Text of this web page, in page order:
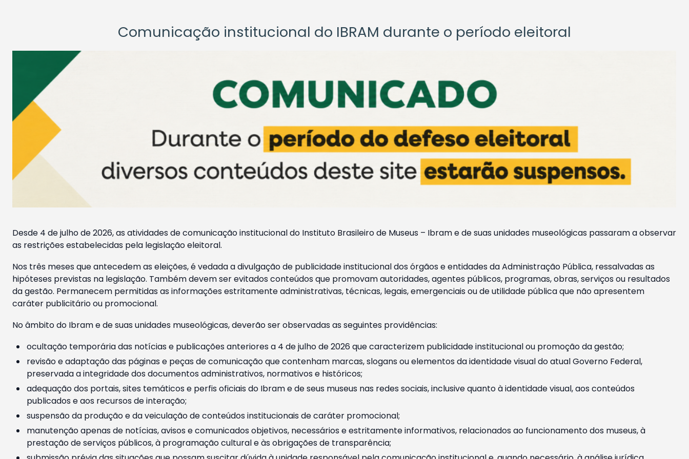
Comunicação institucional do IBRAM durante o período eleitoral
Desde 4 de julho de 2026, as atividades de comunicação institucional do Instituto Brasileiro de Museus – Ibram e de suas unidades museológicas passaram a observar
as restrições estabelecidas pela legislação eleitoral.
Nos três meses que antecedem as eleições, é vedada a divulgação de publicidade institucional dos órgãos e entidades da Administração Pública, ressalvadas as
hipóteses previstas na legislação. Também devem ser evitados conteúdos que promovam autoridades, agentes públicos, programas, obras, serviços ou resultados
da gestão. Permanecem permitidas as informações estritamente administrativas, técnicas, legais, emergenciais ou de utilidade pública que não apresentem
caráter publicitário ou promocional.
No âmbito do Ibram e de suas unidades museológicas, deverão ser observadas as seguintes providências:
ocultação temporária das notícias e publicações anteriores a 4 de julho de 2026 que caracterizem publicidade institucional ou promoção da gestão;
revisão e adaptação das páginas e peças de comunicação que contenham marcas, slogans ou elementos da identidade visual do atual Governo Federal,
preservada a integridade dos documentos administrativos, normativos e históricos;
adequação dos portais, sites temáticos e perfis oficiais do Ibram e de seus museus nas redes sociais, inclusive quanto à identidade visual, aos conteúdos
publicados e aos recursos de interação;
suspensão da produção e da veiculação de conteúdos institucionais de caráter promocional;
manutenção apenas de notícias, avisos e comunicados objetivos, necessários e estritamente informativos, relacionados ao funcionamento dos museus, à
prestação de serviços públicos, à programação cultural e às obrigações de transparência;